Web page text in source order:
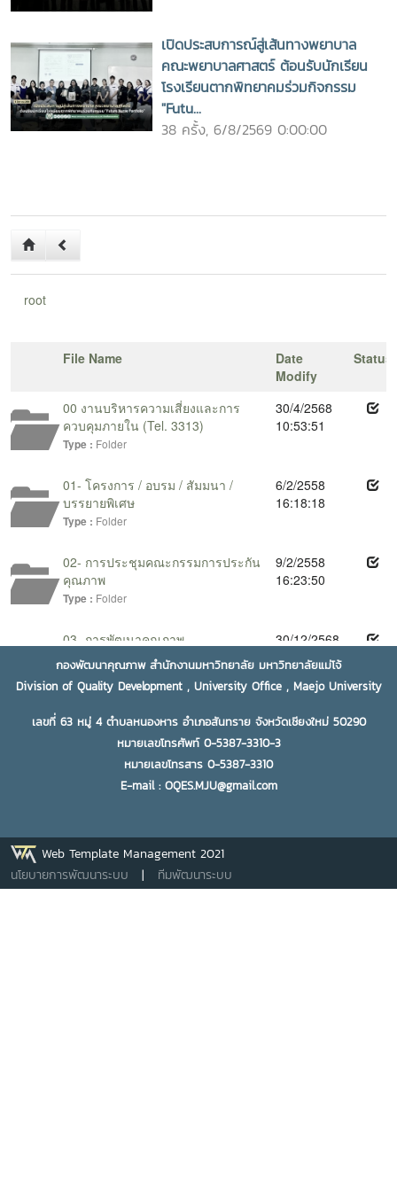
เปิดประสบการณ์สู่เส้นทางพยาบาล
คณะพยาบาลศาสตร์ ต้อนรับนักเรียน
โรงเรียนตากพิทยาคมร่วมกิจกรรม
"Futu...
38 ครั้ง, 6/8/2569 0:00:00
กองพัฒนาคุณภาพ สำนักงานมหาวิทยาลัย มหาวิทยาลัยแม่โจ้
Division of Quality Development , University Office , Maejo University
เลขที่ 63 หมู่ 4 ตำบลหนองหาร อำเภอสันทราย จังหวัดเชียงใหม่ 50290
หมายเลขโทรศัพท์ 0-5387-3310-3
หมายเลขโทรสาร 0-5387-3310
E-mail : OQES.MJU@gmail.com
Web Template Management 2021
นโยบายการพัฒนาระบบ | ทีมพัฒนาระบบ